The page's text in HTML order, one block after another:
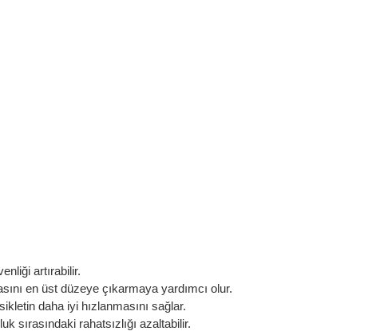
artırabilir.
en üst düzeye çıkarmaya yardımcı olur.
daha iyi hızlanmasını sağlar.
rahatsızlığı azaltabilir.